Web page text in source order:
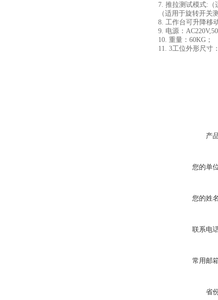
7. 推拉测试模式:
（适用于旋转开关
8. 工作台可升降移
9. 电源：
10. 重量：60KG；
11. 3工位外形尺寸
产
您的单
您的姓
联系电
常用邮
省